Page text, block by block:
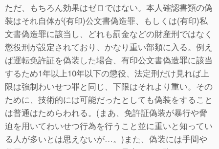
ただ、もちろん効果はゼロではない。本人確認書類の偽
装はそれ自体が(有印)公文書偽造罪、もしくは(有印)私
文書偽造罪に該当し、どれも罰金などの財産刑ではなく
懲役刑が設定されており、かなり重い部類に入る。例え
ば運転免許証を偽装した場合、有印公文書偽造罪に該当
するため1年以上10年以下の懲役、法定刑だけ見れば上
限は強制わいせつ罪と同じ、下限はそれより重い。その
ために、技術的には可能だったとしても偽装をすること
は普通はためらわれる。(まあ、免許証偽装が暴行や脅
迫を用いてわいせつ行為を行うこと並に重いと知ってい
る人が多いとは思えないが…。)また、偽装には手間や